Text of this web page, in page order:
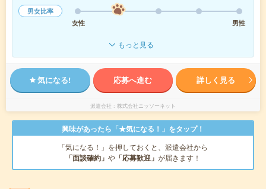
男女比率
女性
男性
もっと見る
気になる! 応募へ進む 詳しく見る
派遣会社 株式会社ニッソーネット
興味があったら「★気になる！」をタップ！
「気になる！」を押しておくと、派遣会社から
「面談確約」 や 「応募歓迎」 が届きます！